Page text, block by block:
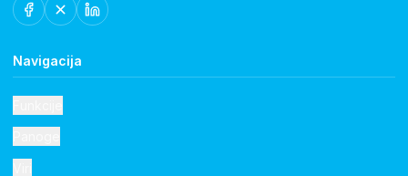
Navigacija